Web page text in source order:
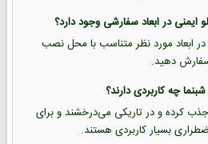
در ابعاد مورد نظر متناسب با محل نصب
دهید.
جذب کرده و در تاریکی می‌درخشند و برای
بسیار کاربردی هستند.